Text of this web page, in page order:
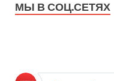
МЫ В СОЦ.СЕТЯХ